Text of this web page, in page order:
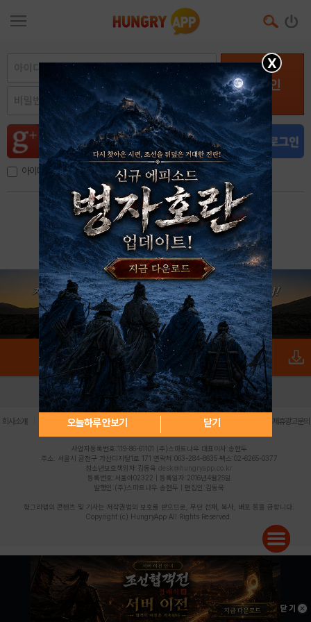
로그인
아이디, 이메일 저장
아이디 / 비밀번호 찾기 회원가입
X
오늘하루 안보기 닫기
로그인 PC버전 전체앱
회사소개 | 개인정보 처리방침 불법촬영물 신고센터 제휴광고문의
사업자등록번호:119-86-61101 (주)스마트나우 대표이사:송현두
주소: 서울시 금천구 가산디지털1로 171 연락처:063-284-8635 팩스:02-6265-0377
청소년보호책임자:김동욱 desk@hungryapp.co.kr
등록번호:서울아02322 | 등록일자:2016년4월25일
발행인:(주)스마트나우 송현두 | 편집인:김동욱
헝그리앱의 콘텐츠 및 기사는 저작권법의 보호를 받으므로, 무단 전재, 복사, 배포 등을 금합니다.
Copyright (c) HungryApp All Rights Reserved.